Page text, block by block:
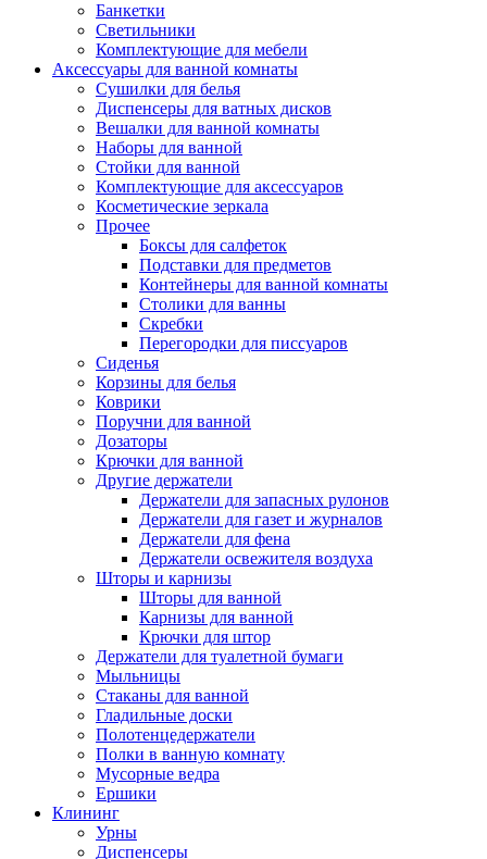
Банкетки
Светильники
Комплектующие для мебели
Аксессуары для ванной комнаты
Сушилки для белья
Диспенсеры для ватных дисков
Вешалки для ванной комнаты
Наборы для ванной
Стойки для ванной
Комплектующие для аксессуаров
Косметические зеркала
Прочее
Боксы для салфеток
Подставки для предметов
Контейнеры для ванной комнаты
Столики для ванны
Скребки
Перегородки для писсуаров
Сиденья
Корзины для белья
Коврики
Поручни для ванной
Дозаторы
Крючки для ванной
Другие держатели
Держатели для запасных рулонов
Держатели для газет и журналов
Держатели для фена
Держатели освежителя воздуха
Шторы и карнизы
Шторы для ванной
Карнизы для ванной
Крючки для штор
Держатели для туалетной бумаги
Мыльницы
Стаканы для ванной
Гладильные доски
Полотенцедержатели
Полки в ванную комнату
Мусорные ведра
Ершики
Клининг
Урны
Диспенсеры